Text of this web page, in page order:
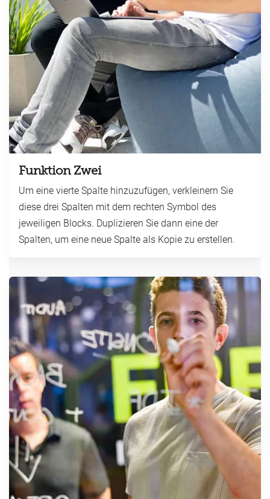
Funktion Zwei
Um eine vierte Spalte hinzuzufügen, verkleinern Sie
diese drei Spalten mit dem rechten Symbol des
jeweiligen Blocks. Duplizieren Sie dann eine der
Spalten, um eine neue Spalte als Kopie zu erstellen.